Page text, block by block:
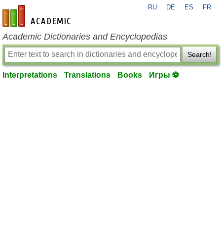
en-academic.com
RU DE ES FR
Academic Dictionaries and Encyclopedias
Search!
Interpretations Translations Books Игры ⚽